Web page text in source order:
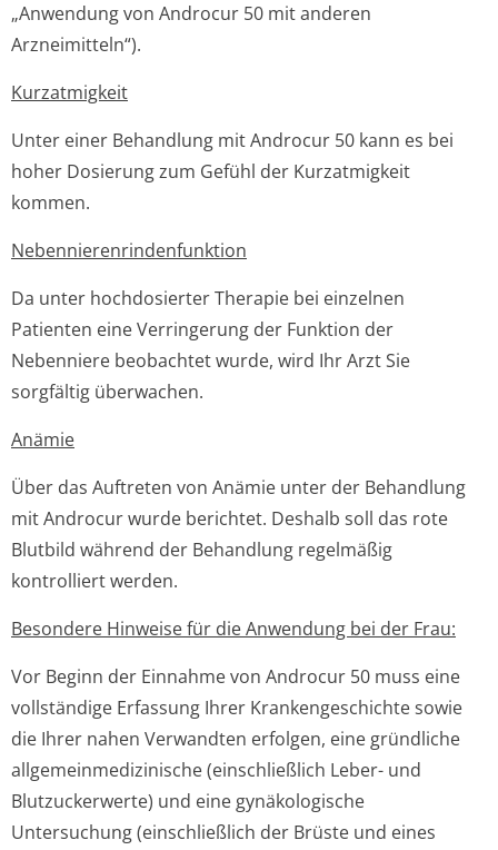
„Anwendung von Androcur 50 mit anderen
Arzneimitteln“).
Kurzatmigkeit
Unter einer Behandlung mit Androcur 50 kann es bei
hoher Dosierung zum Gefühl der Kurzatmigkeit
kommen.
Nebennierenrin­denfunktion
Da unter hochdosierter Therapie bei einzelnen
Patienten eine Verringerung der Funktion der
Nebenniere beobachtet wurde, wird Ihr Arzt Sie
sorgfältig überwachen.
Anämie
Über das Auftreten von Anämie unter der Behandlung
mit Androcur wurde berichtet. Deshalb soll das rote
Blutbild während der Behandlung regelmäßig
kontrolliert werden.
Besondere Hinweise für die Anwendung bei der Frau:
Vor Beginn der Einnahme von Androcur 50 muss eine
vollständige Erfassung Ihrer Krankengeschichte sowie
die Ihrer nahen Verwandten erfolgen, eine gründliche
allgemeinmedi­zinische (einschließlich Leber- und
Blutzuckerwerte) und eine gynäkologische
Untersuchung (einschließlich der Brüste und eines